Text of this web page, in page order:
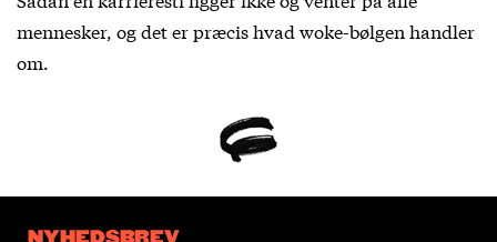
mennesker, og det er præcis hvad woke-bølgen handler
om.